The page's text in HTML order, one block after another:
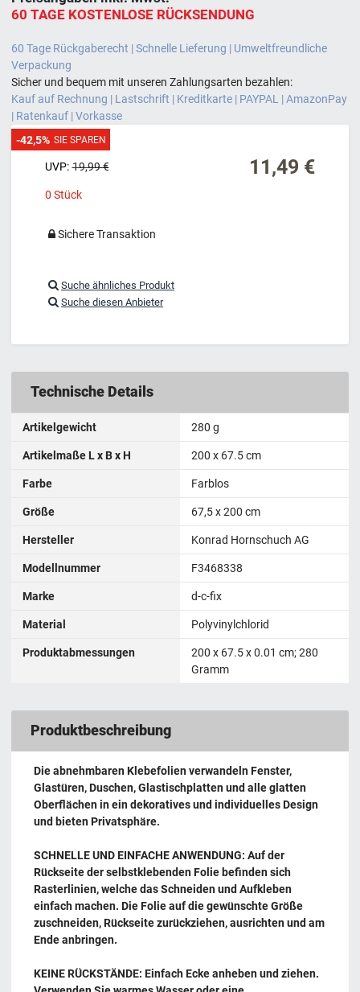
60 TAGE KOSTENLOSE RÜCKSENDUNG
60 Tage Rückgaberecht | Schnelle Lieferung | Umweltfreundliche
Verpackung
Sicher und bequem mit unseren Zahlungsarten bezahlen:
Kauf auf Rechnung | Lastschrift | Kreditkarte | PAYPAL | AmazonPay
| Ratenkauf | Vorkasse
11,49 €
UVP: 19,99 €
0 Stück
-42,5% SIE SPAREN
Sichere Transaktion
Suche ähnliches Produkt
Suche diesen Anbieter
Technische Details
Artikelgewicht 280 g
Artikelmaße L x B x H 200 x 67.5 cm
Farbe Farblos
Größe 67,5 x 200 cm
Hersteller Konrad Hornschuch AG
Modellnummer ‎F3468338
Marke d-c-fix
Material Polyvinylchlorid
Produktabmessungen
‎200 x 67.5 x 0.01 cm; 280
Gramm
Produktbeschreibung
Die abnehmbaren Klebefolien verwandeln Fenster,
Glastüren, Duschen, Glastischplatten und alle glatten
Oberflächen in ein dekoratives und individuelles Design
und bieten Privatsphäre.
SCHNELLE UND EINFACHE ANWENDUNG: Auf der
Rückseite der selbstklebenden Folie befinden sich
Rasterlinien, welche das Schneiden und Aufkleben
einfach machen. Die Folie auf die gewünschte Größe
zuschneiden, Rückseite zurückziehen, ausrichten und am
Ende anbringen.
KEINE RÜCKSTÄNDE: Einfach Ecke anheben und ziehen.